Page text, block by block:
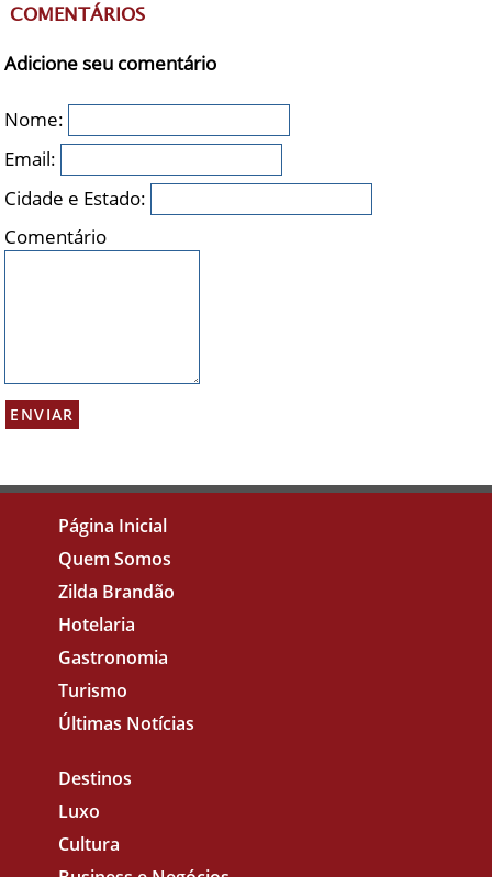
COMENTÁRIOS
Adicione seu comentário
Nome:
Email:
Cidade e Estado:
Comentário
Página Inicial
Quem Somos
Zilda Brandão
Hotelaria
Gastronomia
Turismo
Últimas Notícias
Destinos
Luxo
Cultura